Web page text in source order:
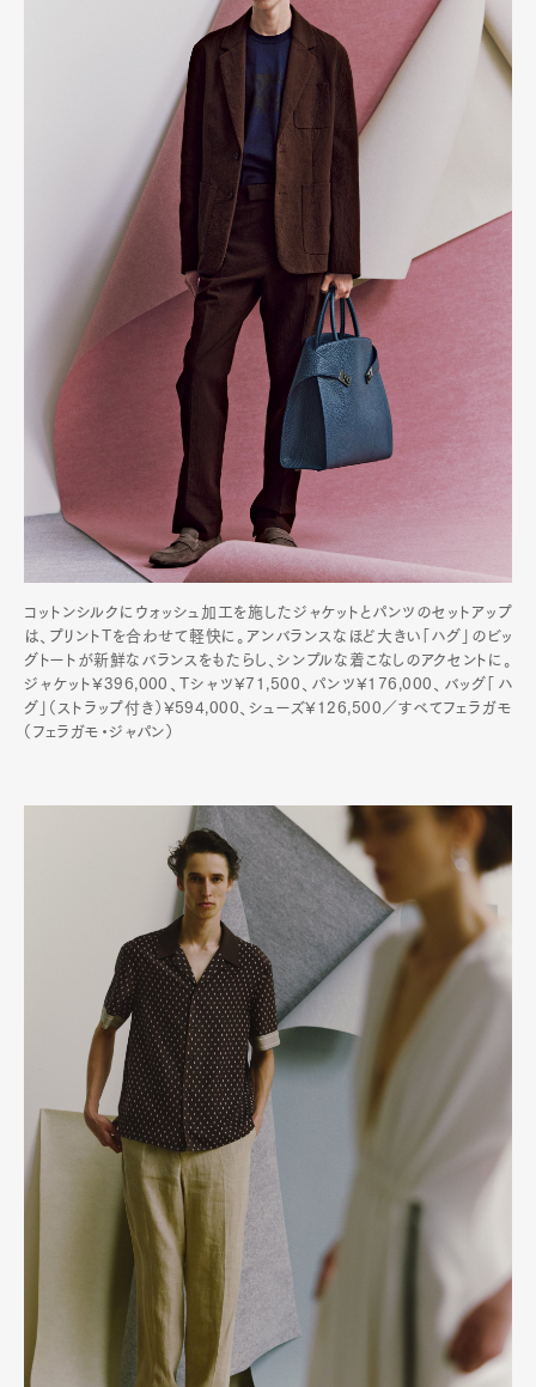
コットンシルクにウォッシュ加工を施したジャケットとパンツのセットアップ
は、プリントTを合わせて軽快に。アンバランスなほど大きい「ハグ」のビッ
グトートが新鮮なバランスをもたらし、シンプルな着こなしのアクセントに。
ジャケット¥396,000、Tシャツ¥71,500、パンツ¥176,000、バッグ「ハ
グ」（ストラップ付き）¥594,000、シューズ¥126,500／すべてフェラガモ
（フェラガモ・ジャパン）